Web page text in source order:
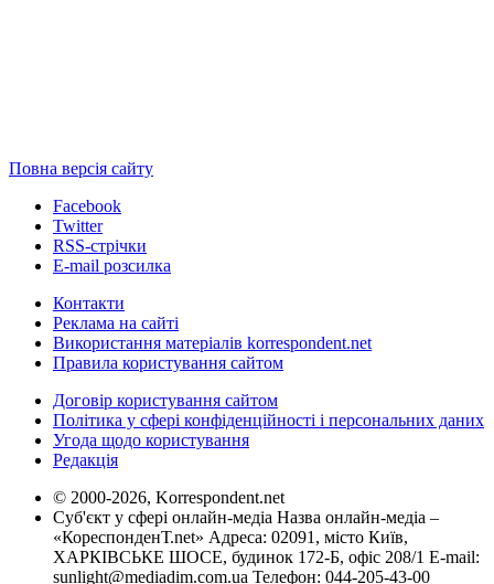
Повна версія сайту
Facebook
Twitter
RSS-стрічки
E-mail розсилка
Контакти
Реклама на сайті
Використання матеріалів korrespondent.net
Правила користування сайтом
Договір користування сайтом
Політика у сфері конфіденційності і персональних даних
Угода щодо користування
Редакція
© 2000-2026, Korrespondent.net
Суб'єкт у сфері онлайн-медіа Назва онлайн-медіа –
«КореспонденТ.net» Адреса: 02091, місто Київ,
ХАРКІВСЬКЕ ШОСЕ, будинок 172-Б, офіс 208/1 E-mail:
sunlight@mediadim.com.ua Телефон: 044-205-43-00